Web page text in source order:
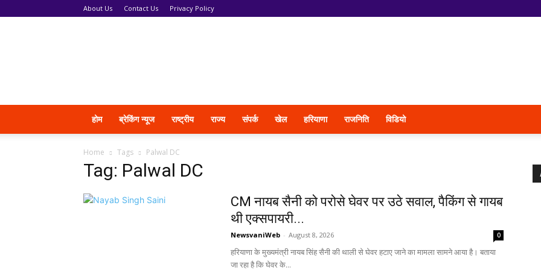
About Us Contact Us Privacy Policy
होम ब्रेकिंग न्यूज राष्ट्रीय राज्य संपर्क खेल हरियाणा राजनिति विडियो
Home Tags Palwal DC
Tag: Palwal DC
CM नायब सैनी को परोसे घेवर पर उठे सवाल, पैकिंग से गायब
थी एक्सपायरी...
NewsvaniWeb - August 8, 2026 0
हरियाणा के मुख्यमंत्री नायब सिंह सैनी की थाली से घेवर हटाए जाने का मामला सामने आया है। बताया
जा रहा है कि घेवर के...